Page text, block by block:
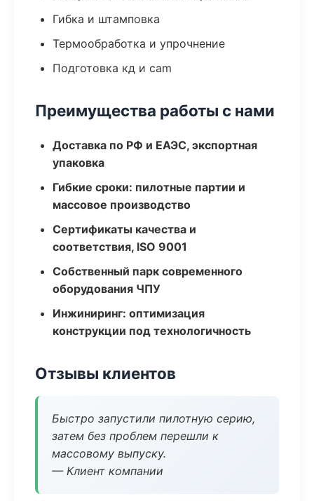
Гибка и штамповка
Термообработка и упрочнение
Подготовка кд и cam
Преимущества работы с нами
Доставка по РФ и ЕАЭС, экспортная
упаковка
Гибкие сроки: пилотные партии и
массовое производство
Сертификаты качества и
соответствия, ISO 9001
Собственный парк современного
оборудования ЧПУ
Инжиниринг: оптимизация
конструкции под технологичность
Отзывы клиентов
Быстро запустили пилотную серию,
затем без проблем перешли к
массовому выпуску.
— Клиент компании